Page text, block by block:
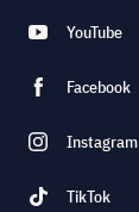
YouTube
Facebook
Instagram
TikTok